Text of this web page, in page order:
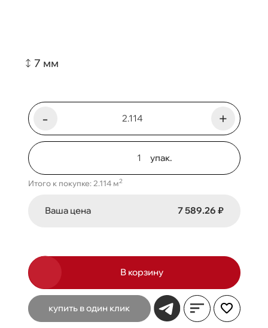
- +
упак.
Итого к покупке: 2.114 м2
Ваша цена 7 589.26 ₽
В корзину
купить в один клик
7 мм